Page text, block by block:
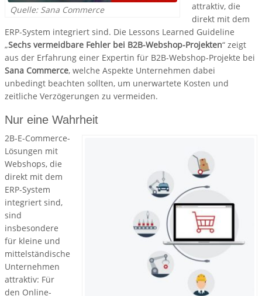
Quelle: Sana Commerce
attraktiv, die
direkt mit dem
ERP-System integriert sind. Die Lessons Learned Guideline
„Sechs vermeidbare Fehler bei B2B-Webshop-Projekten“ zeigt
aus der Erfahrung einer Expertin für B2B-Webshop-Projekte bei
Sana Commerce, welche Aspekte Unternehmen dabei
unbedingt beachten sollten, um unerwartete Kosten und
zeitliche Verzögerungen zu vermeiden.
Nur eine Wahrheit
2B-E-Commerce-
Lösungen mit
Webshops, die
direkt mit dem
ERP-System
integriert sind,
sind
insbesondere
für kleine und
mittelständische
Unternehmen
attraktiv: Für
den Online-